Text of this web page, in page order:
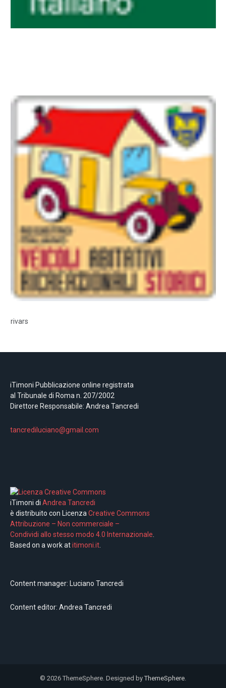
rivars
iTimoni Pubblicazione online registrata
al Tribunale di Roma n. 207/2002
Direttore Responsabile: Andrea Tancredi
tancrediluciano@gmail.com
iTimoni di Andrea Tancredi
è distribuito con LicenzaCreative Commons
Attribuzione – Non commerciale –
Condividi allo stesso modo 4.0 Internazionale.
Based on a work atitimoni.it.
Content manager: Luciano Tancredi
Content editor: Andrea Tancredi
© 2026 ThemeSphere. Designed byThemeSphere.